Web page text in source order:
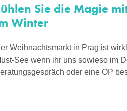
Sie die Magie
Winter
Weihnachtsmarkt in Prag ist
See wenn ihr uns sowieso im
oder eine OP